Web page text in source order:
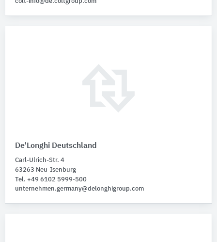
De'Longhi Deutschland
Carl-Ulrich-Str. 4
63263 Neu-Isenburg
Tel. +49 6102 5999-500
unternehmen.germany@delonghigroup.com